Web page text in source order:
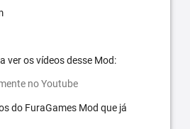
ver os vídeos desse Mod:
no Youtube
do FuraGames Mod que já